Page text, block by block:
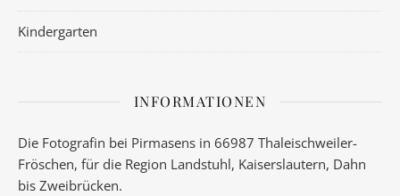
Kindergarten
INFORMATIONEN
Die Fotografin bei Pirmasens in 66987 Thaleischweiler-
Fröschen, für die Region Landstuhl, Kaiserslautern, Dahn
bis Zweibrücken.